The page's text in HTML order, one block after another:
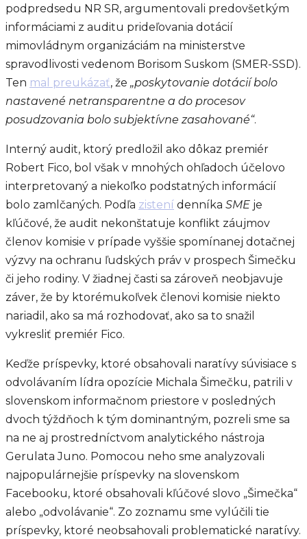
podpredsedu NR SR, argumentovali predovšetkým
informáciami z auditu prideľovania dotácií
mimovládnym organizáciám na ministerstve
spravodlivosti vedenom Borisom Suskom (SMER-SSD).
Ten mal preukázať, že „poskytovanie dotácií bolo
nastavené netransparentne a do procesov
posudzovania bolo subjektívne zasahované“.
Interný audit, ktorý predložil ako dôkaz premiér
Robert Fico, bol však v mnohých ohľadoch účelovo
interpretovaný a niekoľko podstatných informácií
bolo zamlčaných. Podľa zistení denníka SME je
kľúčové, že audit nekonštatuje konflikt záujmov
členov komisie v prípade vyššie spomínanej dotačnej
výzvy na ochranu ľudských práv v prospech Šimečku
či jeho rodiny. V žiadnej časti sa zároveň neobjavuje
záver, že by ktorémukoľvek členovi komisie niekto
nariadil, ako sa má rozhodovať, ako sa to snažil
vykresliť premiér Fico.
Keďže príspevky, ktoré obsahovali naratívy súvisiace s
odvolávaním lídra opozície Michala Šimečku, patrili v
slovenskom informačnom priestore v posledných
dvoch týždňoch k tým dominantným, pozreli sme sa
na ne aj prostredníctvom analytického nástroja
Gerulata Juno. Pomocou neho sme analyzovali
najpopulárnejšie príspevky na slovenskom
Facebooku, ktoré obsahovali kľúčové slovo „Šimečka“
alebo „odvolávanie“. Zo zoznamu sme vylúčili tie
príspevky, ktoré neobsahovali problematické naratívy.